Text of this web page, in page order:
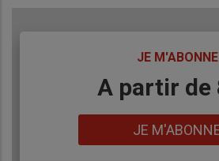
JE M'ABONNE
A partir de
JE